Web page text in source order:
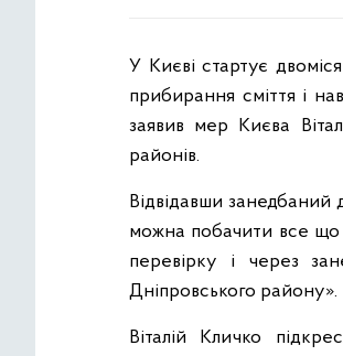
У Києві стартує
прибирання сміття і
заявив мер Києва
районів.
Відвідавши занедбаний
можна побачити все що
перевірку і через
Дніпровського району».
Віталій Кличко